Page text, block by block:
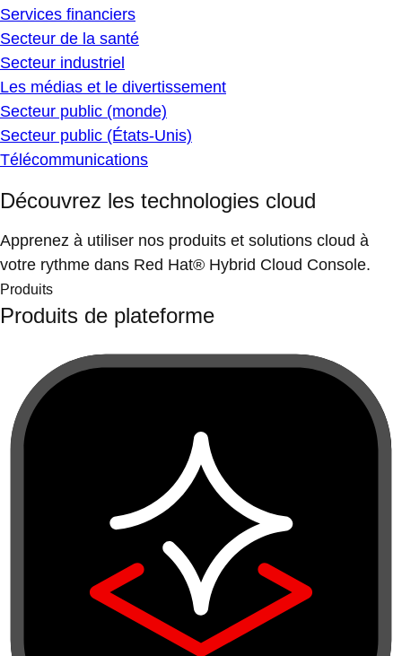
Services financiers
Secteur de la santé
Secteur industriel
Les médias et le divertissement
Secteur public (monde)
Secteur public (États-Unis)
Télécommunications
Découvrez les technologies cloud
Apprenez à utiliser nos produits et solutions cloud à
votre rythme dans Red Hat® Hybrid Cloud Console.
Produits
Produits de plateforme